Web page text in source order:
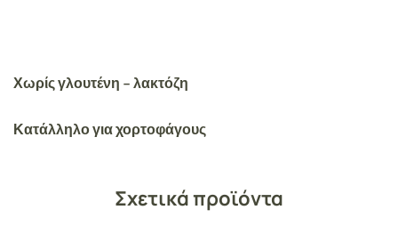
Χωρίς γλουτένη – λακτόζη
Κατάλληλο για χορτοφάγους
Σχετικά προϊόντα